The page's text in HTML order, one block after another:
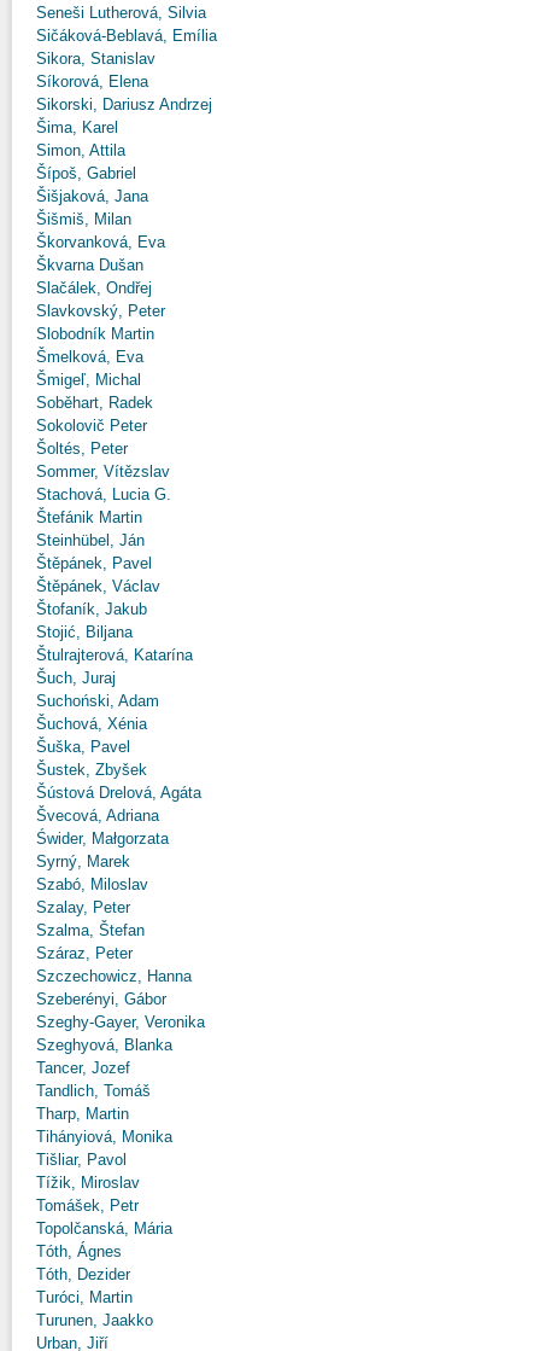
Seneši Lutherová, Silvia
Sičáková-Beblavá, Emília
Sikora, Stanislav
Síkorová, Elena
Sikorski, Dariusz Andrzej
Šima, Karel
Simon, Attila
Šípoš, Gabriel
Šišjaková, Jana
Šišmiš, Milan
Škorvanková, Eva
Škvarna Dušan
Slačálek, Ondřej
Slavkovský, Peter
Slobodník Martin
Šmelková, Eva
Šmigeľ, Michal
Soběhart, Radek
Sokolovič Peter
Šoltés, Peter
Sommer, Vítězslav
Stachová, Lucia G.
Štefánik Martin
Steinhübel, Ján
Štěpánek, Pavel
Štěpánek, Václav
Štofaník, Jakub
Stojić, Biljana
Štulrajterová, Katarína
Šuch, Juraj
Suchoński, Adam
Šuchová, Xénia
Šuška, Pavel
Šustek, Zbyšek
Šústová Drelová, Agáta
Švecová, Adriana
Świder, Małgorzata
Syrný, Marek
Szabó, Miloslav
Szalay, Peter
Szalma, Štefan
Száraz, Peter
Szczechowicz, Hanna
Szeberényi, Gábor
Szeghy-Gayer, Veronika
Szeghyová, Blanka
Tancer, Jozef
Tandlich, Tomáš
Tharp, Martin
Tihányiová, Monika
Tišliar, Pavol
Tížik, Miroslav
Tomášek, Petr
Topolčanská, Mária
Tóth, Ágnes
Tóth, Dezider
Turóci, Martin
Turunen, Jaakko
Urban, Jiří